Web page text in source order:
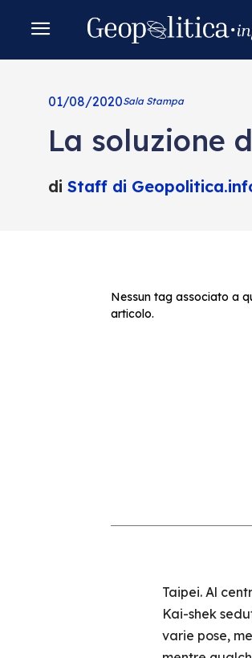
01/08/2020Sala Stampa
La soluzione
di Staff di
Nessun tag associato a
articolo.
Taipei. Al
Kai-shek
varie pose,